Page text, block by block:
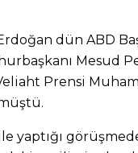
dün ABD
Mesud
Prensi
yaptığı